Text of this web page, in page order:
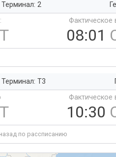
Терминал: 2
Фактическое
08:01
Терминал: T3
Фактическое
10:30
назад по рассписанию